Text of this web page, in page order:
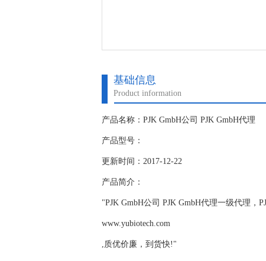
基础信息
Product information
产品名称：PJK GmbH公司 PJK GmbH代理
产品型号：
更新时间：2017-12-22
产品简介：
"PJK GmbH公司 PJK GmbH代理一级代理，
www.yubiotech.com
,质优价廉，到货快!"